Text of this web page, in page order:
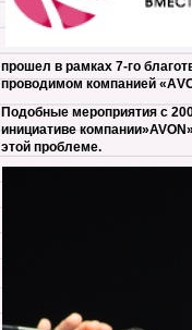
прошел в рамках 7-го
проводимом компанией
Подобные мероприятия с
инициативе
этой проблеме.